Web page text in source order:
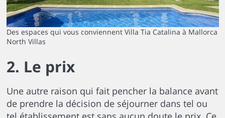
Des espaces qui vous conviennent Villa Tia Catalina à Mallorca
North Villas
2. Le prix
Une autre raison qui fait pencher la balance avant
de prendre la décision de séjourner dans tel ou